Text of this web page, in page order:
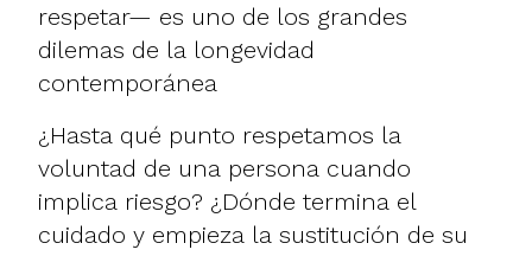
respetar— es uno de los grandes
dilemas de la longevidad
contemporánea
¿Hasta qué punto respetamos la
voluntad de una persona cuando
implica riesgo? ¿Dónde termina el
cuidado y empieza la sustitución de su